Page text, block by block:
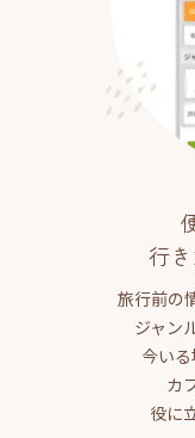
行
旅行前の
ジャン
今い
カ
役に